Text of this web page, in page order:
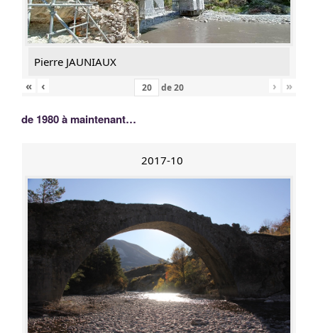
Pierre JAUNIAUX
«
‹ de20 › »
de 1980 à maintenant…
2017-10